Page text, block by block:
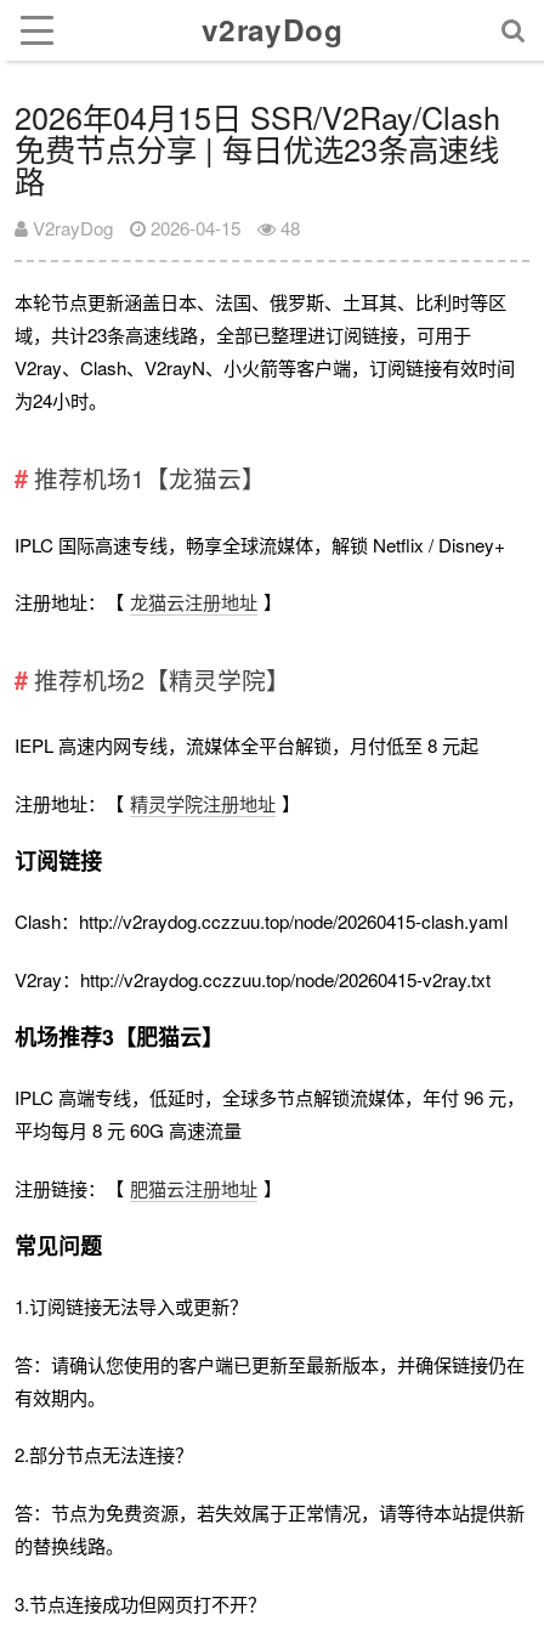
v2rayDog
2026年04月15日 SSR/V2Ray/Clash
免费节点分享 | 每日优选23条高速线
路
V2rayDog 2026-04-15 48
本轮节点更新涵盖日本、法国、俄罗斯、土耳其、比利时等区
域，共计23条高速线路，全部已整理进订阅链接，可用于
V2ray、Clash、V2rayN、小火箭等客户端，订阅链接有效时间
为24小时。
推荐机场1【龙猫云】
IPLC 国际高速专线，畅享全球流媒体，解锁 Netflix / Disney+
注册地址：【 龙猫云注册地址 】
推荐机场2【精灵学院】
IEPL 高速内网专线，流媒体全平台解锁，月付低至 8 元起
注册地址：【 精灵学院注册地址 】
订阅链接
Clash：http://v2raydog.cczzuu.top/node/20260415-clash.yaml
V2ray：http://v2raydog.cczzuu.top/node/20260415-v2ray.txt
机场推荐3【肥猫云】
IPLC 高端专线，低延时，全球多节点解锁流媒体，年付 96 元，
平均每月 8 元 60G 高速流量
注册链接：【 肥猫云注册地址 】
常见问题
1.订阅链接无法导入或更新？
答：请确认您使用的客户端已更新至最新版本，并确保链接仍在
有效期内。
2.部分节点无法连接？
答：节点为免费资源，若失效属于正常情况，请等待本站提供新
的替换线路。
3.节点连接成功但网页打不开？